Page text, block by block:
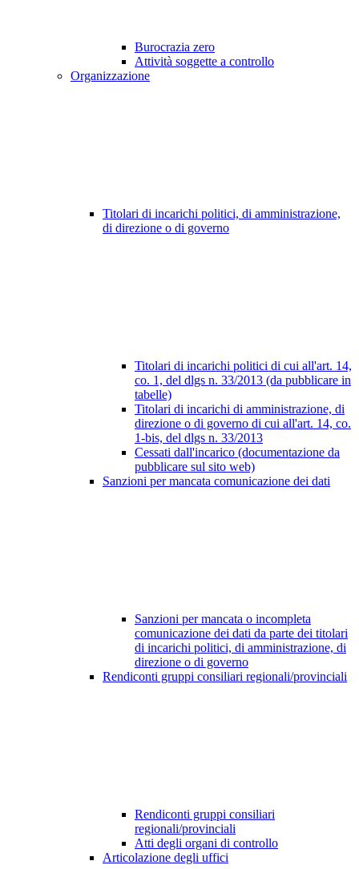
Burocrazia zero
Attività soggette a controllo
Organizzazione
Titolari di incarichi politici, di amministrazione,
di direzione o di governo
Titolari di incarichi politici di cui all'art. 14,
co. 1, del dlgs n. 33/2013 (da pubblicare in
tabelle)
Titolari di incarichi di amministrazione, di
direzione o di governo di cui all'art. 14, co.
1-bis, del dlgs n. 33/2013
Cessati dall'incarico (documentazione da
pubblicare sul sito web)
Sanzioni per mancata comunicazione dei dati
Sanzioni per mancata o incompleta
comunicazione dei dati da parte dei titolari
di incarichi politici, di amministrazione, di
direzione o di governo
Rendiconti gruppi consiliari regionali/provinciali
Rendiconti gruppi consiliari
regionali/provinciali
Atti degli organi di controllo
Articolazione degli uffici